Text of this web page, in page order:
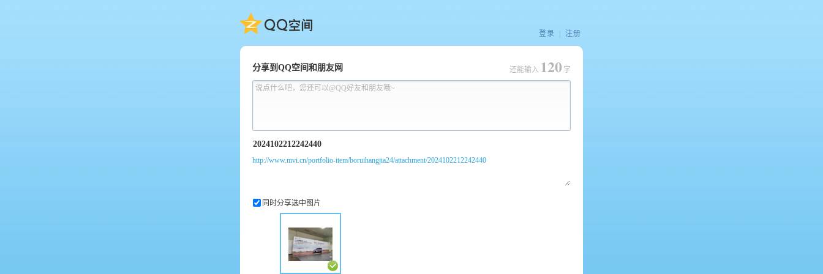
QQ空间
登录 注册
分享到QQ空间和朋友网
说点什么吧，您还可以@QQ好友和朋友哦~
还能输入 120 字
http://www.mvi.cn/portfolio-item/boruihangjia24/attachment/2024102212242440
同时分享选中图片